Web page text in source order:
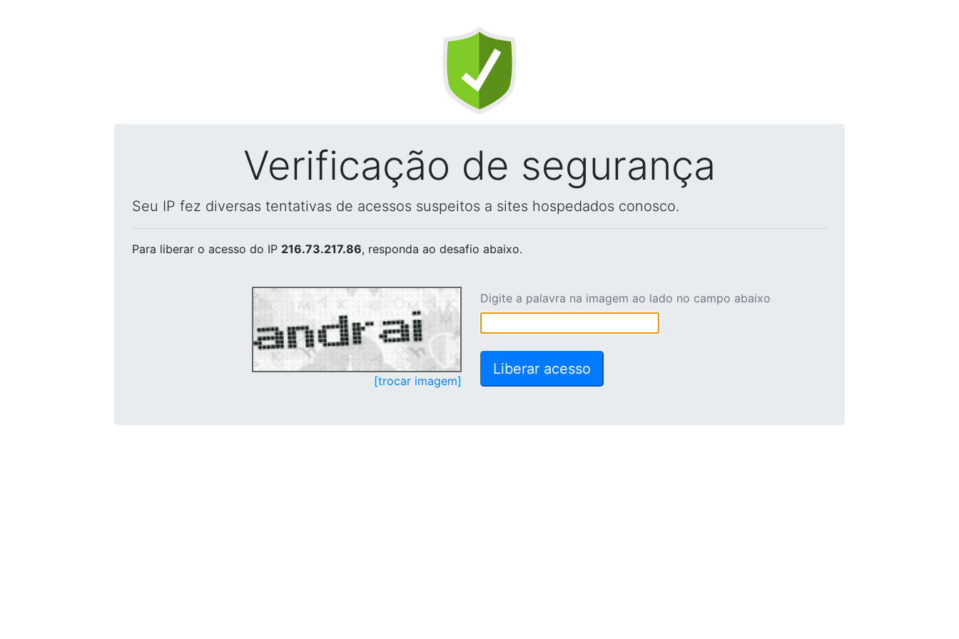
Verificação de segurança
Seu IP fez diversas tentativas de acessos suspeitos a sites hospedados conosco.
Para liberar o acesso do IP 216.73.217.86, responda ao desafio abaixo.
[trocar imagem]
Digite a palavra na imagem ao lado no campo abaixo